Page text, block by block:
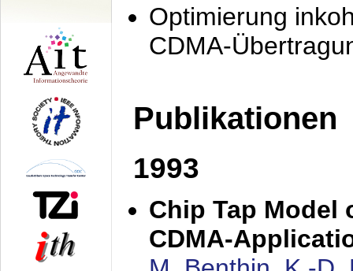
Optimierung
CDMA-
Publikationen
1993
Chip Tap Model
CDMA-